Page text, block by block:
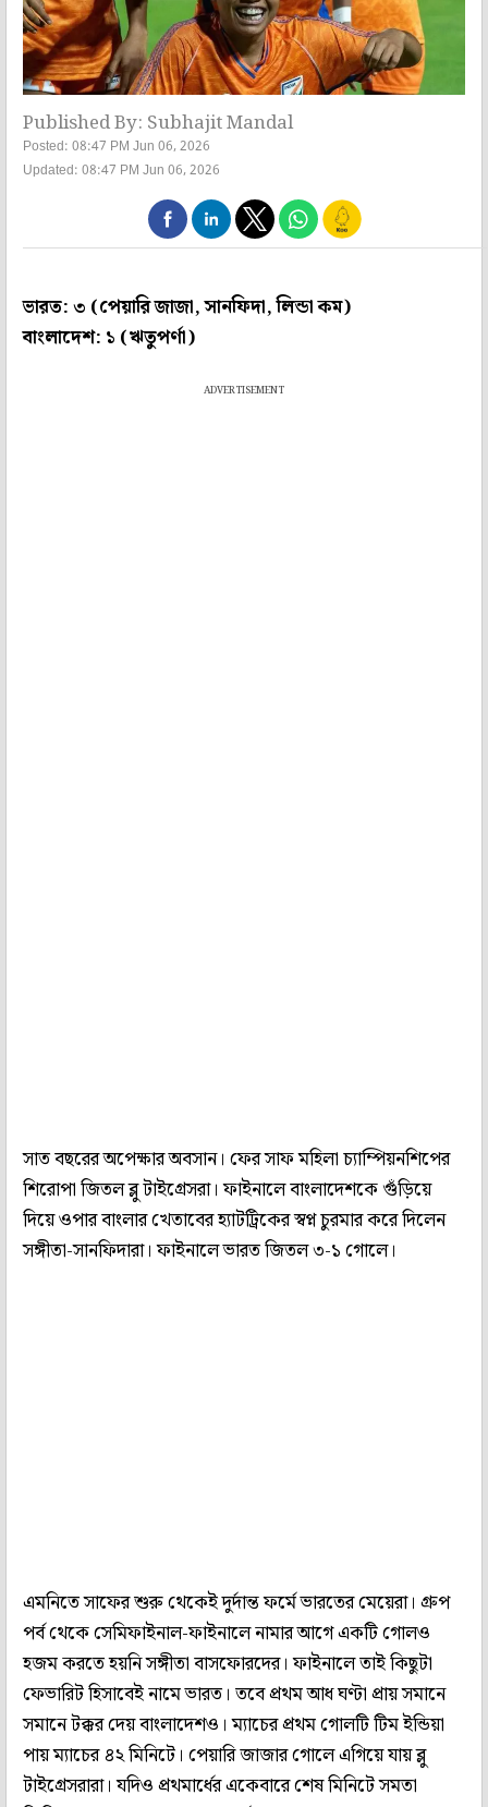
Published By: Subhajit Mandal
Posted: 08:47 PM Jun 06, 2026
Updated: 08:47 PM Jun 06, 2026
ভারত: ৩ (পেয়ারি জাজা, সানফিদা, লিন্ডা কম)
বাংলাদেশ: ১ (ঋতুপর্ণা)
ADVERTISEMENT
সাত বছরের অপেক্ষার অবসান। ফের সাফ মহিলা চ্যাম্পিয়নশিপের
শিরোপা জিতল ব্লু টাইগ্রেসরা। ফাইনালে বাংলাদেশকে গুঁড়িয়ে
দিয়ে ওপার বাংলার খেতাবের হ্যাটট্রিকের স্বপ্ন চুরমার করে দিলেন
সঙ্গীতা-সানফিদারা। ফাইনালে ভারত জিতল ৩-১ গোলে।
এমনিতে সাফের শুরু থেকেই দুর্দান্ত ফর্মে ভারতের মেয়েরা। গ্রুপ
পর্ব থেকে সেমিফাইনাল-ফাইনালে নামার আগে একটি গোলও
হজম করতে হয়নি সঙ্গীতা বাসফোরদের। ফাইনালে তাই কিছুটা
ফেভারিট হিসাবেই নামে ভারত। তবে প্রথম আধ ঘণ্টা প্রায় সমানে
সমানে টক্কর দেয় বাংলাদেশও। ম্যাচের প্রথম গোলটি টিম ইন্ডিয়া
পায় ম্যাচের ৪২ মিনিটে। পেয়ারি জাজার গোলে এগিয়ে যায় ব্লু
টাইগ্রেসরারা। যদিও প্রথমার্ধের একেবারে শেষ মিনিটে সমতা